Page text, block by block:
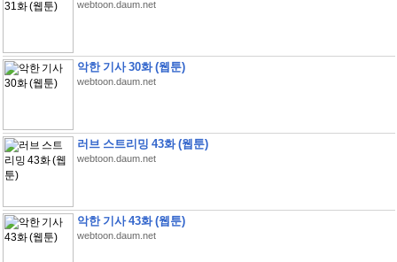
webtoon.daum.net
악한 기사 30화 (웹툰)
webtoon.daum.net
러브 스트리밍 43화 (웹툰)
webtoon.daum.net
악한 기사 43화 (웹툰)
webtoon.daum.net